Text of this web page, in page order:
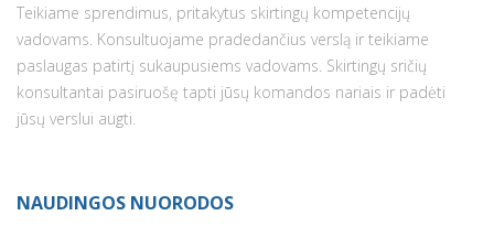
Teikiame sprendimus, pritakytus skirtingų kompetencijų
vadovams. Konsultuojame pradedančius verslą ir teikiame
paslaugas patirtį sukaupusiems vadovams. Skirtingų sričių
konsultantai pasiruošę tapti jūsų komandos nariais ir padėti
jūsų verslui augti.
NAUDINGOS NUORODOS